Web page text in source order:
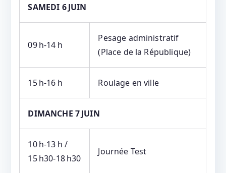
SAMEDI 6 JUIN
09 h‑14 h
Pesage administratif
(Place de la République)
15 h‑16 h Roulage en ville
DIMANCHE 7 JUIN
10 h‑13 h /
15 h30‑18 h30
Journée Test